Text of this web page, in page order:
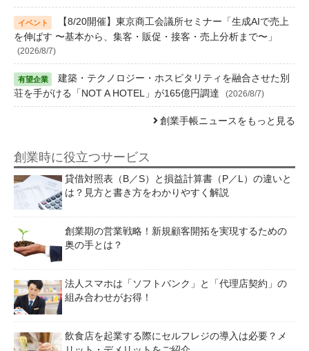
【8/20開催】東京商工会議所セミナー「生成AIで売上
を伸ばす 〜基本から、集客・販促・接客・売上分析まで〜」
(2026/8/7)
建築・テクノロジー・ホスピタリティを融合させた別
荘を手がける「NOT A HOTEL」が165億円調達
(2026/8/7)
創業手帳ニュースをもっと見る
創業時に役立つサービス
貸借対照表（B／S）と損益計算書（P／L）の違いと
は？見方と書き方をわかりやすく解説
創業期の営業戦略！新規顧客開拓を実現するための
奥の手とは？
法人スマホは「ソフトバンク」と「代理店契約」の
組み合わせがお得！
飲食店を起業する際にセルフレジの導入は必要？メ